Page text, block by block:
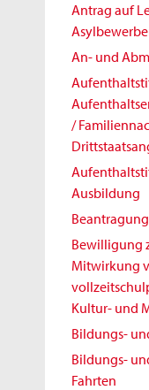
Antrag auf
An- und
/
Ausbildung
Bewilligung
Mitwirkung
Kultur- und
Bildungs-
Bildungs-
Fahrten